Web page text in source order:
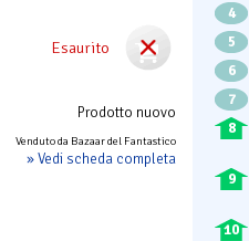
Esaurito
Prodotto nuovo
Venduto da Bazaar del Fantastico
» Vedi scheda completa
4
5
6
7
8
9
10